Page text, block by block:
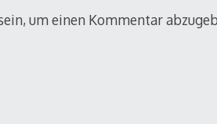
um einen Kommentar